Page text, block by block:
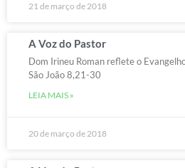
21 de março de 2018
A Voz do Pastor
Dom Irineu Roman reflete o
São João 8,21-30
LEIA MAIS »
20 de março de 2018